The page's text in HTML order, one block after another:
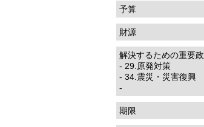
予算
財源
解決するための重要
- 29.原発対策
- 34.震災・災害復興
-
期限